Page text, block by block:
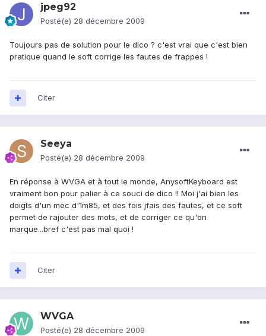
jpeg92
Posté(e) 28 décembre 2009
Toujours pas de solution pour le dico ? c'est vrai que c'est bien
pratique quand le soft corrige les fautes de frappes !
Citer
Seeya
Posté(e) 28 décembre 2009
En réponse à WVGA et à tout le monde, AnysoftKeyboard est
vraiment bon pour palier à ce souci de dico !! Moi j'ai bien les
doigts d'un mec d'1m85, et des fois jfais des fautes, et ce soft
permet de rajouter des mots, et de corriger ce qu'on
marque...bref c'est pas mal quoi !
Citer
WVGA
Posté(e) 28 décembre 2009